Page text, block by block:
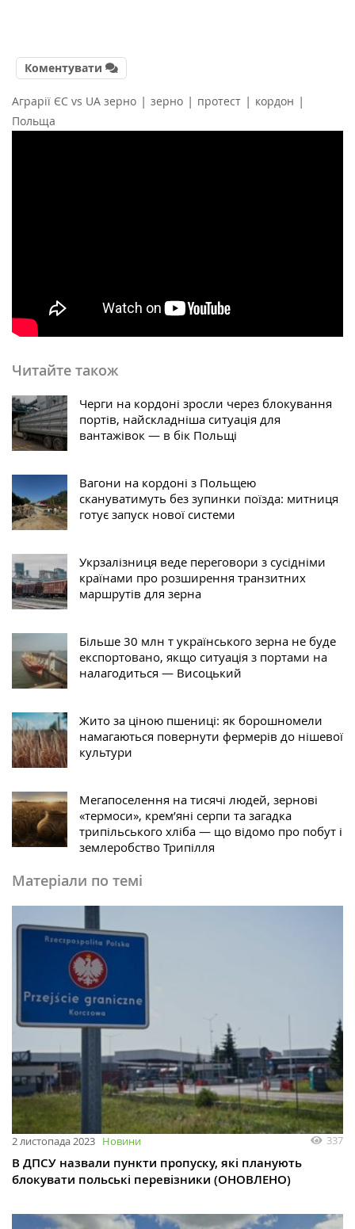
Коментувати
Аграрії ЄС vs UA зерно | зерно | протест | кордон |
Польща
Читайте також
Черги на кордоні зросли через блокування
портів, найскладніша ситуація для
вантажівок — в бік Польщі
Вагони на кордоні з Польщею
скануватимуть без зупинки поїзда: митниця
готує запуск нової системи
Укрзалізниця веде переговори з сусідніми
країнами про розширення транзитних
маршрутів для зерна
Більше 30 млн т українського зерна не буде
експортовано, якщо ситуація з портами на
налагодиться — Висоцький
Жито за ціною пшениці: як борошномели
намагаються повернути фермерів до нішевої
культури
Мегапоселення на тисячі людей, зернові
«термоси», крем’яні серпи та загадка
трипільського хліба — що відомо про побут і
землеробство Трипілля
Матеріали по темі
2 листопада 2023 Новини 337
В ДПСУ назвали пункти пропуску, які планують
блокувати польські перевізники (ОНОВЛЕНО)